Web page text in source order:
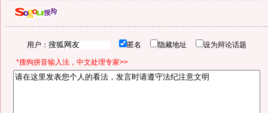
用户： 匿名 隐藏地址 设为辩论话题
*搜狗拼音输入法，中文处理专家>>